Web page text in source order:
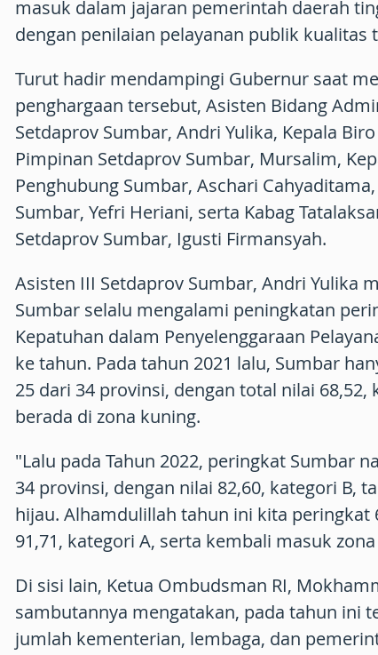
masuk dalam jajaran pemerintah daerah
dengan penilaian pelayanan publik kualitas
Turut hadir mendampingi Gubernur saat
penghargaan tersebut, Asisten Bidang
Setdaprov Sumbar, Andri Yulika, Kepala
Pimpinan Setdaprov Sumbar, Mursalim,
Penghubung Sumbar, Aschari
Sumbar, Yefri Heriani, serta Kabag
Setdaprov Sumbar, Igusti Firmansyah.
Asisten III Setdaprov Sumbar, Andri Yulika
Sumbar selalu mengalami peningkatan
Kepatuhan dalam Penyelenggaraan
ke tahun. Pada tahun 2021 lalu, Sumbar
25 dari 34 provinsi, dengan total nilai 68,52,
berada di zona kuning.
"Lalu pada Tahun 2022, peringkat Sumbar
34 provinsi, dengan nilai 82,60, kategori B,
hijau. Alhamdulillah tahun ini kita peringkat
91,71, kategori A, serta kembali masuk
Di sisi lain, Ketua Ombudsman RI,
sambutannya mengatakan, pada tahun ini
jumlah kementerian, lembaga, dan